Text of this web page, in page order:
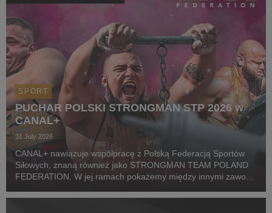
SPORT
PUCHAR POLSKI STRONGMAN STP 2026 w
CANAL+
31 July 2026
CANAL+ nawiązuje współpracę z Polską Federacją Sportów
Siłowych, znaną również jako STRONGMAN TEAM POLAND
FEDERATION. W jej ramach pokażemy między innymi zawody
Pierwszym wydarzeniem prezentowanym w CANAL+ SPORT 5